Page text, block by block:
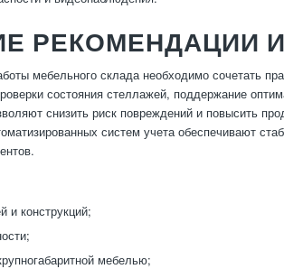
РЕКОМЕНДАЦИИ
мебельного склада необходимо сочетать
состояния стеллажей, поддержание
снизить риск повреждений и повысить
систем учета обеспечивают
и конструкций;
мебелью;